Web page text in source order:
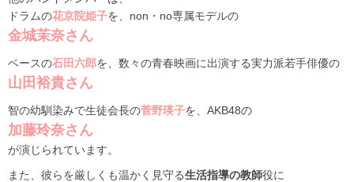
ドラムの花京院姫子を、non・no専属モデルの
金城茉奈さん
ベースの石田六郎を、数々の青春映画に出演する実力派若手俳優の
山田裕貴さん
智の幼馴染みで生徒会長の菅野瑛子を、AKB48の
加藤玲奈さん
が演じられています。
また、彼らを厳しくも温かく見守る生活指導の教師役に